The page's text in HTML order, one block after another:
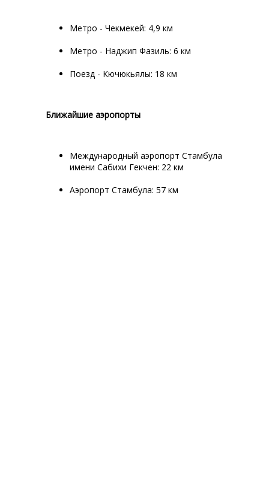
Метро - Чекмекей: 4,9 км
Метро - Наджип Фазиль: 6 км
Поезд - Кючюкьялы: 18 км
Ближайшие аэропорты
Международный аэропорт Стамбула
имени Сабихи Гекчен: 22 км
Аэропорт Стамбула: 57 км